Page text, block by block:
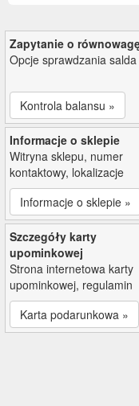
Zapytanie o
Opcje sprawdzania
Kontrola balansu »
Informacje o sklepie
Witryna sklepu, numer
kontaktowy, lokalizacje
Informacje o sklepie »
Szczegóły karty
upominkowej
Strona internetowa karty
upominkowej, regulamin
Karta podarunkowa »